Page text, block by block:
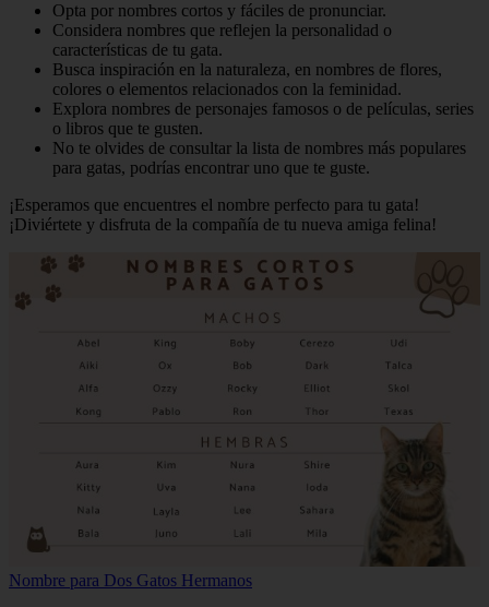
Opta por nombres cortos y fáciles de pronunciar.
Considera nombres que reflejen la personalidad o
características de tu gata.
Busca inspiración en la naturaleza, en nombres de flores,
colores o elementos relacionados con la feminidad.
Explora nombres de personajes famosos o de películas, series
o libros que te gusten.
No te olvides de consultar la lista de nombres más populares
para gatas, podrías encontrar uno que te guste.
¡Esperamos que encuentres el nombre perfecto para tu gata!
¡Diviértete y disfruta de la compañía de tu nueva amiga felina!
Nombre para Dos Gatos Hermanos